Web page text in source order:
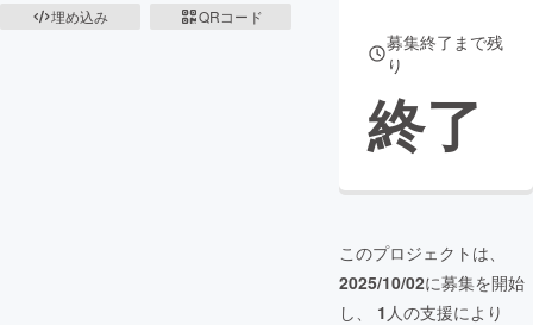
埋め込み
QRコード
募集終了まで残
り
終了
このプロジェクトは、
2025/10/02に募集を開始
し、 1 人の支援により